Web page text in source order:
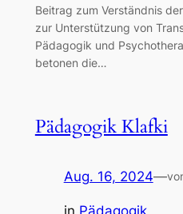
Beitrag zum Verständnis
zur Unterstützung von
Pädagogik und
betonen die…
Pädagogik Klafki
Aug. 16, 2024—
in Pädagogik